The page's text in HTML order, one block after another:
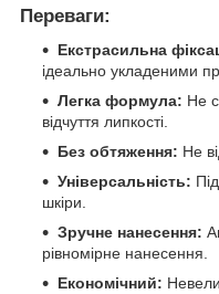
Переваги:
Екстрасильна
ідеально укладеними
Легка формула: Не
відчуття липкості.
Без обтяження: Не
Універсальність:
шкіри.
Зручне нанесення:
рівномірне нанесення.
Економічний: